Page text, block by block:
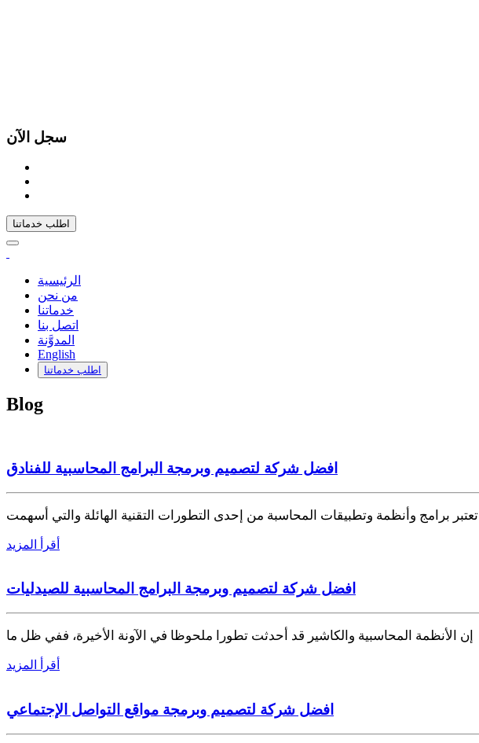
سجل الآن
اطلب خدماتنا
الرئيسية
من نحن
خدماتنا
اتصل بنا
المدوَّنة
English
اطلب خدماتنا
Blog
افضل شركة لتصميم وبرمجة البرامج المحاسبية للفنادق
تعتبر برامج وأنظمة وتطبيقات المحاسبة من إحدى التطورات التقنية الهائلة والتي أسهمت
أقرأ المزيد
افضل شركة لتصميم وبرمجة البرامج المحاسبية للصيدليات
إن الأنظمة المحاسبية والكاشير قد أحدثت تطورا ملحوظا في الآونة الأخيرة، ففي ظل ما
أقرأ المزيد
افضل شركة لتصميم وبرمجة مواقع التواصل الإجتماعي